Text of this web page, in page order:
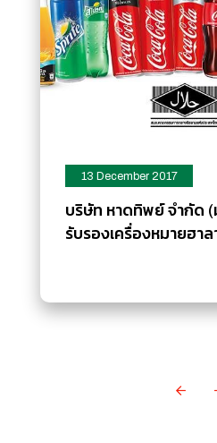
13 December 2017
บริษัท หาดทิพย์ จำกัด (
รับรองเครื่องหมายฮาล